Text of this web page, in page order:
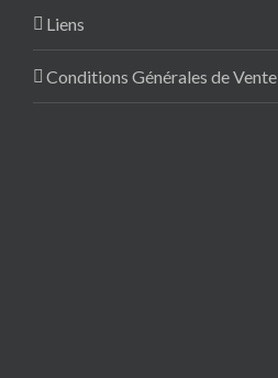
Liens
Conditions Générales de Vente